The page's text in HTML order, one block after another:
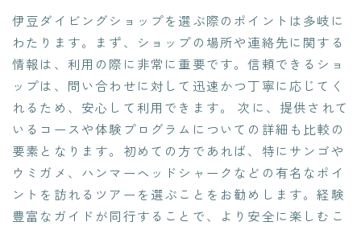
伊豆ダイビングショップを選ぶ際のポイントは多岐に
わたります。まず、ショップの場所や連絡先に関する
情報は、利用の際に非常に重要です。信頼できるショ
ップは、問い合わせに対して迅速かつ丁寧に応じてく
れるため、安心して利用できます。 次に、提供されて
いるコースや体験プログラムについての詳細も比較の
要素となります。初めての方であれば、特にサンゴや
ウミガメ、ハンマーヘッドシャークなどの有名なポイ
ントを訪れるツアーを選ぶことをお勧めします。経験
豊富なガイドが同行することで、より安全に楽しむこ